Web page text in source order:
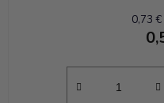
0,73 €